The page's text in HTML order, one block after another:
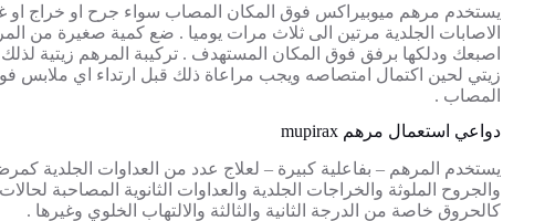
يستخدم مرهم ميوبيراكس فوق المكان المصاب سواء جرح او خراج او
الاصابات الجلدية مرتين الى ثلاث مرات يوميا . ضع كمية صغيرة من
اصبعك ودلكها برفق فوق المكان المستهدف . تركيبة المرهم زيتية لذلك
زيتي لحين اكتمال امتصاصه ويجب مراعاة ذلك قبل ارتداء اي ملابس
المصاب .
دواعي استعمال مرهم mupirax
يستخدم المرهم – بفاعلية كبيرة – لعلاج عدد من العداوات الجلدية
والجروح الملوثة والخراجات الجلدية والعداوات الثانوية المصاحبة
كالحروق خاصة من الدرجة الثانية والثالثة والالتهاب الخلوي وغيرها .